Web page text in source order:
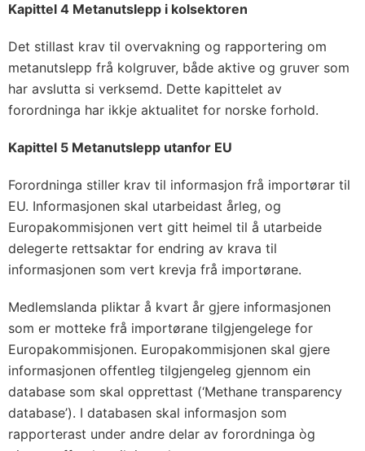
Kapittel 4 Metanutslepp i kolsektoren
Det stillast krav til overvakning og rapportering om
metanutslepp frå kolgruver, både aktive og gruver som
har avslutta si verksemd. Dette kapittelet av
forordninga har ikkje aktualitet for norske forhold.
Kapittel 5 Metanutslepp utanfor EU
Forordninga stiller krav til informasjon frå importørar til
EU. Informasjonen skal utarbeidast årleg, og
Europakommisjonen vert gitt heimel til å utarbeide
delegerte rettsaktar for endring av krava til
informasjonen som vert krevja frå importørane.
Medlemslanda pliktar å kvart år gjere informasjonen
som er motteke frå importørane tilgjengelege for
Europakommisjonen. Europakommisjonen skal gjere
informasjonen offentleg tilgjengeleg gjennom ein
database som skal opprettast (‘Methane transparency
database’). I databasen skal informasjon som
rapporterast under andre delar av forordninga òg